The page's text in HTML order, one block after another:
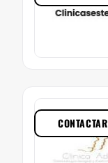
CONTACTAR